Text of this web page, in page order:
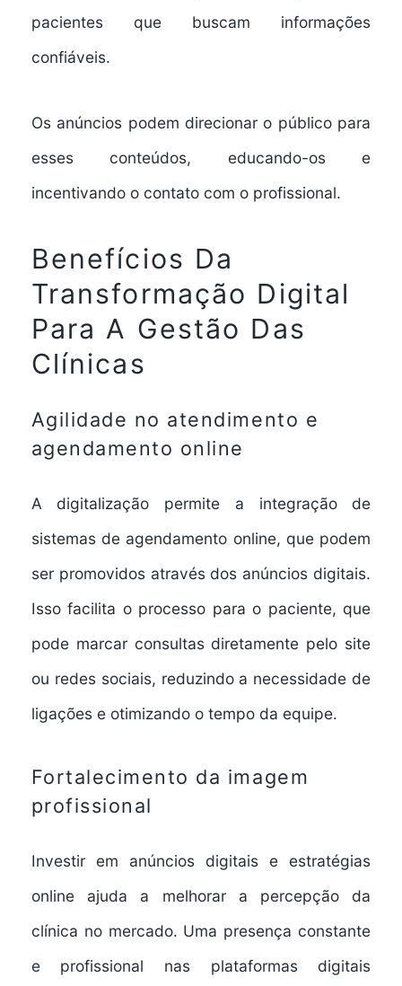
pacientes que buscam informações
confiáveis.
Os anúncios podem direcionar o público para
esses conteúdos, educando-os e
incentivando o contato com o profissional.
Benefícios Da
Transformação Digital
Para A Gestão Das
Clínicas
Agilidade no atendimento e
agendamento online
A digitalização permite a integração de
sistemas de agendamento online, que podem
ser promovidos através dos anúncios digitais.
Isso facilita o processo para o paciente, que
pode marcar consultas diretamente pelo site
ou redes sociais, reduzindo a necessidade de
ligações e otimizando o tempo da equipe.
Fortalecimento da imagem
profissional
Investir em anúncios digitais e estratégias
online ajuda a melhorar a percepção da
clínica no mercado. Uma presença constante
e profissional nas plataformas digitais